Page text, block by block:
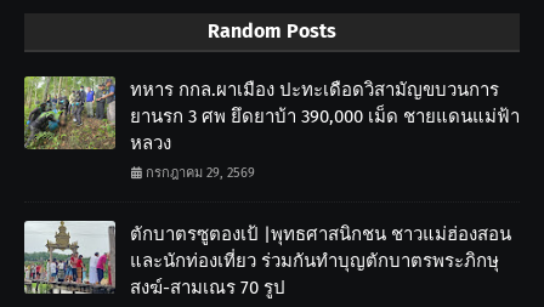
Random Posts
ทหาร กกล.ผาเมือง ปะทะเดือดวิสามัญขบวนการ
ยานรก 3 ศพ ยึดยาบ้า 390,000 เม็ด ชายแดนแม่ฟ้า
หลวง
กรกฎาคม 29, 2569
ตักบาตรซูตองเป้ |พุทธศาสนิกชน ชาวแม่ฮ่องสอน
และนักท่องเที่ยว ร่วมกันทำบุญตักบาตรพระภิกษุ
สงฆ์-สามเณร 70 รูป